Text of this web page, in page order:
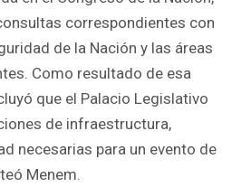
correspondientes con
de la Nación y las áreas
Como resultado de esa
que el Palacio Legislativo
de infraestructura,
necesarias para un evento de
Menem.